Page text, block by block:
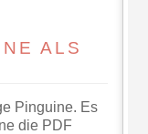
ALS
Pinguine. Es
die PDF